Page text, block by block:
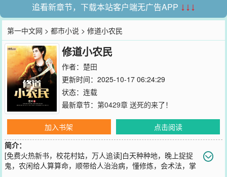
追看新章节，下载本站客户端无广告APP ↓↓↓
第一中文网 >都市小说 > 修道小农民
修道小农民
作者： 楚田
更新时间：2025-10-17 06:24:29
状态：连载
最新章节： 第0429章 送死的来了！
加入书架
点击阅读
简介：
[免费火热新书，校花村姑，万人追读]白天种种地，晚上捉捉
鬼，农闲给人算算命，顺带给人治治病，懂修炼，会术法，掌